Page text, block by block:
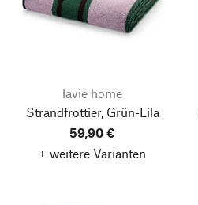
lavie home
Strandfrottier, Grün-Lila
59,90 €
+ weitere Varianten